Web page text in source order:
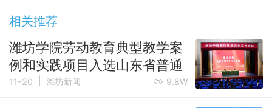
相关推荐
潍坊学院劳动教育典型教学案
例和实践项目入选山东省普通
本科高校劳动教育教学成果
11-20 潍坊新闻 9.8W